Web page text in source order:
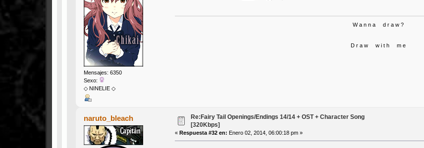
Mensajes: 6350
Sexo:
◇ NINELIE ◇
W a n n a d r a w ?
D r a w w i t h m e
naruto_bleach
Re:Fairy Tail Openings/Endings 14/14 + OST + Character Song
[320Kbps]
« Respuesta #32 en: Enero 02, 2014, 06:00:18 pm »